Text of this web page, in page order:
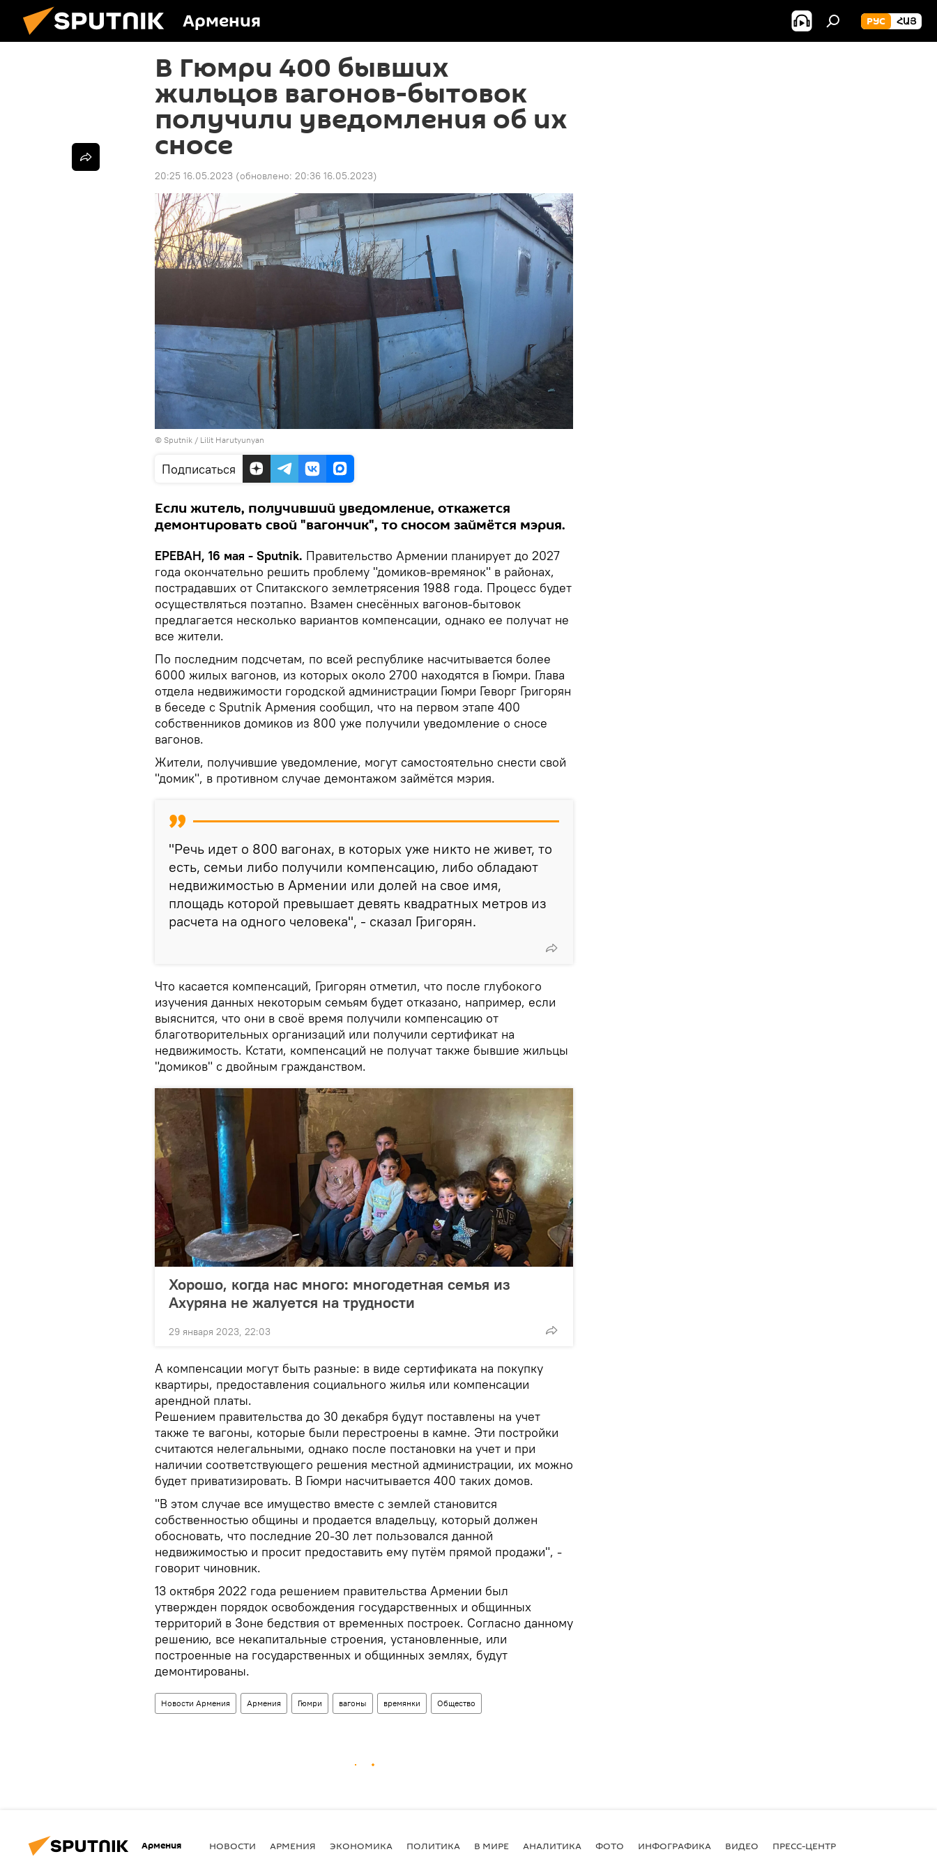
Армения РУС ՀԱՅ
В Гюмри 400 бывших
жильцов вагонов-бытовок
получили уведомления об их
сносе
20:25 16.05.2023 (обновлено: 20:36 16.05.2023)
© Sputnik / Lilit Harutyunyan
Подписаться
Если житель, получивший уведомление, откажется
демонтировать свой "вагончик", то сносом займётся мэрия.
ЕРЕВАН, 16 мая - Sputnik. Правительство Армении планирует до 2027
года окончательно решить проблему "домиков-времянок" в районах,
пострадавших от Спитакского землетрясения 1988 года. Процесс будет
осуществляться поэтапно. Взамен снесённых вагонов-бытовок
предлагается несколько вариантов компенсации, однако ее получат не
все жители.
По последним подсчетам, по всей республике насчитывается более
6000 жилых вагонов, из которых около 2700 находятся в Гюмри. Глава
отдела недвижимости городской администрации Гюмри Геворг Григорян
в беседе с Sputnik Армения сообщил, что на первом этапе 400
собственников домиков из 800 уже получили уведомление о сносе
вагонов.
Жители, получившие уведомление, могут самостоятельно снести свой
"домик", в противном случае демонтажом займётся мэрия.
"Речь идет о 800 вагонах, в которых уже никто не живет, то
есть, семьи либо получили компенсацию, либо обладают
недвижимостью в Армении или долей на свое имя,
площадь которой превышает девять квадратных метров из
расчета на одного человека", - сказал Григорян.
Что касается компенсаций, Григорян отметил, что после глубокого
изучения данных некоторым семьям будет отказано, например, если
выяснится, что они в своё время получили компенсацию от
благотворительных организаций или получили сертификат на
недвижимость. Кстати, компенсаций не получат также бывшие жильцы
"домиков" с двойным гражданством.
Хорошо, когда нас много: многодетная семья из
Ахуряна не жалуется на трудности
29 января 2023, 22:03
А компенсации могут быть разные: в виде сертификата на покупку
квартиры, предоставления социального жилья или компенсации
арендной платы.
Решением правительства до 30 декабря будут поставлены на учет
также те вагоны, которые были перестроены в камне. Эти постройки
считаются нелегальными, однако после постановки на учет и при
наличии соответствующего решения местной администрации, их можно
будет приватизировать. В Гюмри насчитывается 400 таких домов.
"В этом случае все имущество вместе с землей становится
собственностью общины и продается владельцу, который должен
обосновать, что последние 20-30 лет пользовался данной
недвижимостью и просит предоставить ему путём прямой продажи", -
говорит чиновник.
13 октября 2022 года решением правительства Армении был
утвержден порядок освобождения государственных и общинных
территорий в Зоне бедствия от временных построек. Согласно данному
решению, все некапитальные строения, установленные, или
построенные на государственных и общинных землях, будут
демонтированы.
Новости Армения Армения Гюмри вагоны времянки Общество
Армения НОВОСТИ АРМЕНИЯ ЭКОНОМИКА ПОЛИТИКА В МИРЕ АНАЛИТИКА ФОТО ИНФОГРАФИКА ВИДЕО ПРЕСС-ЦЕНТР